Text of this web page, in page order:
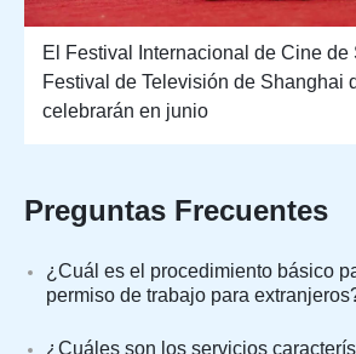
El Festival Internacional de Cine de
Festival de Televisión de Shanghai
celebrarán en junio
Preguntas Frecuentes
¿Cuál es el procedimiento básico
permiso de trabajo para
¿Cuáles son los servicios